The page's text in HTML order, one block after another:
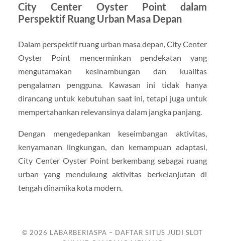
City Center Oyster Point dalam
Perspektif Ruang Urban Masa Depan
Dalam perspektif ruang urban masa depan, City Center
Oyster Point mencerminkan pendekatan yang
mengutamakan kesinambungan dan kualitas
pengalaman pengguna. Kawasan ini tidak hanya
dirancang untuk kebutuhan saat ini, tetapi juga untuk
mempertahankan relevansinya dalam jangka panjang.
Dengan mengedepankan keseimbangan aktivitas,
kenyamanan lingkungan, dan kemampuan adaptasi,
City Center Oyster Point berkembang sebagai ruang
urban yang mendukung aktivitas berkelanjutan di
tengah dinamika kota modern.
© 2026 LABARBERIASPA – DAFTAR SITUS JUDI SLOT